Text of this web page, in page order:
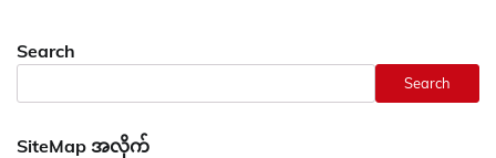
Search
Search
SiteMap အလိုက်